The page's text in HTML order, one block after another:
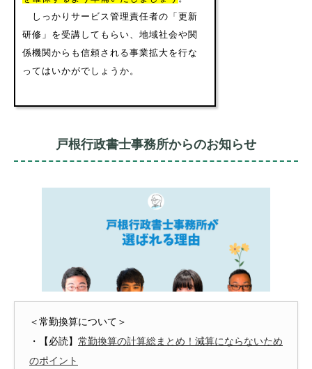
しっかりサービス管理責任者の「更新
研修」を受講してもらい、地域社会や関
係機関からも信頼される事業拡大を行な
ってはいかがでしょうか。
戸根行政書士事務所からのお知らせ
＜常勤換算について＞
・【必読】 常勤換算の計算総まとめ！減算にならないため
のポイント